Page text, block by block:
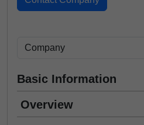
Basic Information
Overview